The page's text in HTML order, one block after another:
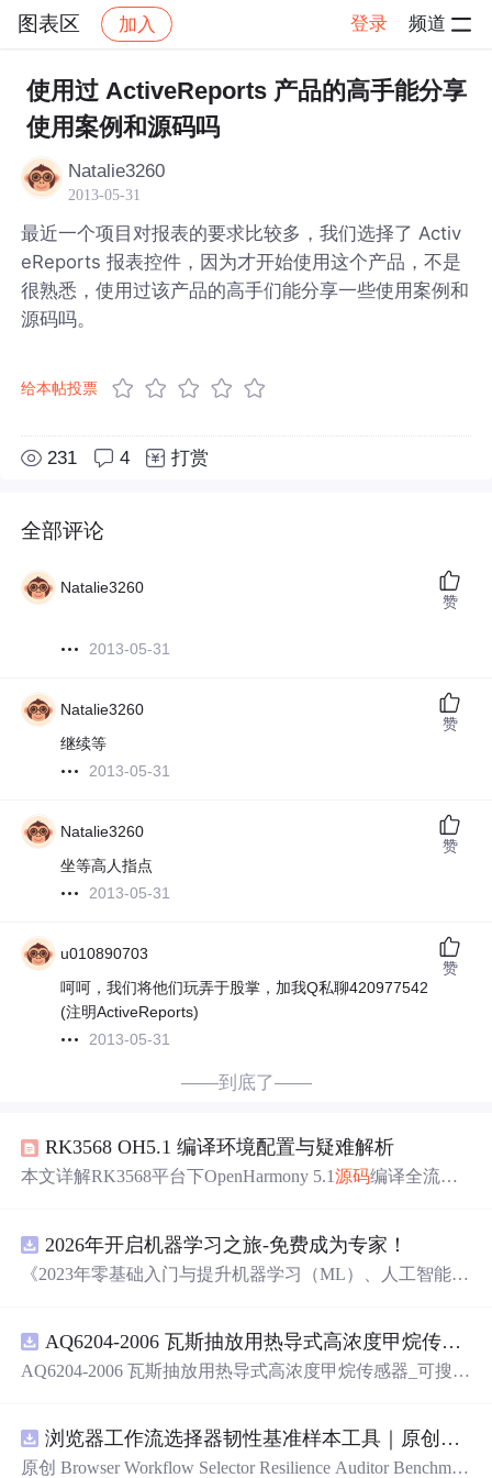
图表区 加入 登录 频道
社区 图表区
使用过 ActiveReports 产品的高手能分享
使用案例和源码吗
Natalie3260
2013-05-31
最近一个项目对报表的要求比较多，我们选择了 Activ
eReports 报表控件，因为才开始使用这个产品，不是
很熟悉，使用过该产品的高手们能分享一些使用案例和
源码吗。
给本帖投票
231 4 打赏
全部评论
Natalie3260
2013-05-31
赞
Natalie3260
继续等
2013-05-31
赞
Natalie3260
坐等高人指点
2013-05-31
赞
u010890703
呵呵，我们将他们玩弄于股掌，加我Q私聊420977542
(注明ActiveReports)
2013-05-31
赞
——到底了——
RK3568 OH5.1 编译环境配置与疑难解析
本文详解RK3568平台下OpenHarmony 5.1源码编译全流
接、符号链接、内存不足）根因分析及修复方案，并涉及
编译产物结构、烧录验证（RKDevTool v2.84+）、Docker
2026年开启机器学习之旅-免费成为专家！
《2023年零基础入门与提升机器学习（ML）、人工智能
AQ6204-2006 瓦斯抽放用热导式高浓度甲烷传感器-可搜索.pdf
AQ6204-2006 瓦斯抽放用热导式高浓度甲烷传感器_可搜
浏览器工作流选择器韧性基准样本工具｜原创
源码
原创 Browser Workflow Selector Resilience Auditor Benchmar